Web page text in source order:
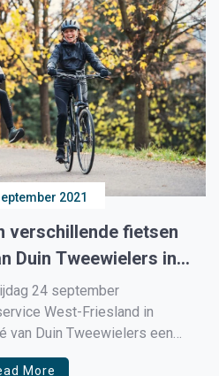
2021
verschillende fietsen
Duin Tweewielers in
24 september
West-Friesland in
van Duin Tweewielers een
krijgen om
More